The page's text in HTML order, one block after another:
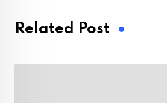
Related Post